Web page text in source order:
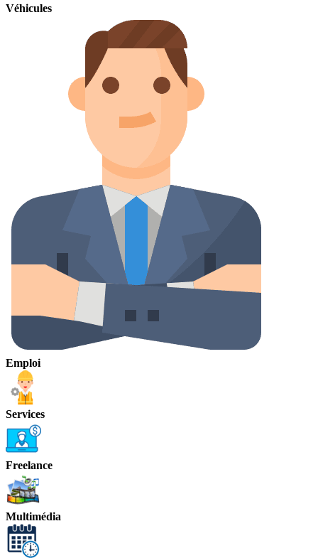
Véhicules
Emploi
Services
Freelance
Multimédia